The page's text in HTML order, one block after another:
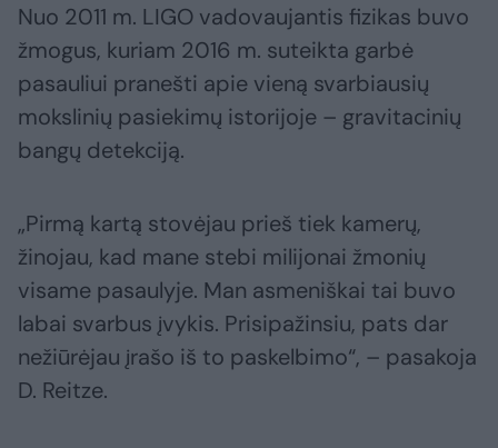
Nuo 2011 m. LIGO vadovaujantis fizikas buvo
žmogus, kuriam 2016 m. suteikta garbė
pasauliui pranešti apie vieną svarbiausių
mokslinių pasiekimų istorijoje – gravitacinių
bangų detekciją.
„Pirmą kartą stovėjau prieš tiek kamerų,
žinojau, kad mane stebi milijonai žmonių
visame pasaulyje. Man asmeniškai tai buvo
labai svarbus įvykis. Prisipažinsiu, pats dar
nežiūrėjau įrašo iš to paskelbimo“, – pasakoja
D. Reitze.